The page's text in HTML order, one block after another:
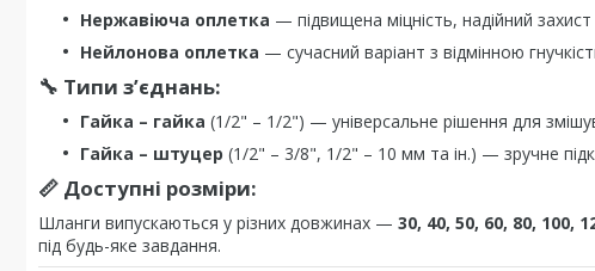
Нержавіюча оплетка — підвищена міцність, надійний
Нейлонова оплетка — сучасний варіант з відмінною
🔧 Типи з’єднань:
Гайка – гайка (1/2" – 1/2") — універсальне рішення для
Гайка – штуцер (1/2" – 3/8", 1/2" – 10 мм та ін.) — зручне
📏 Доступні розміри:
Шланги випускаються у різних довжинах — 30, 40, 50, 60, 80, 100,
під будь-яке завдання.